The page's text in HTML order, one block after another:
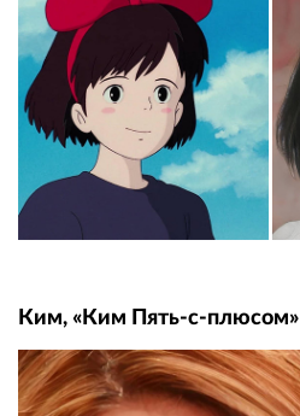
Ким, «Ким Пять-с-плюсом»